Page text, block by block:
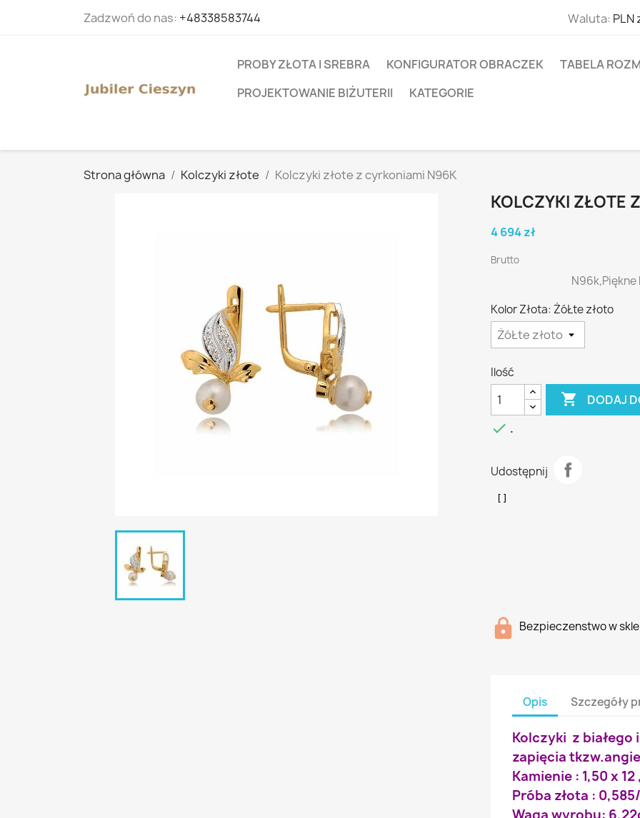
Zadzwoń do nas: +48338583744 Waluta: PLN
PROBY ZŁOTA I SREBRA KONFIGURATOR OBRACZEK
TABELA
PROJEKTOWANIE BIŻUTERII
KATEGORIE
Strona główna Kolczyki złote Kolczyki złote z cyrkoniami N96K
KOLCZYKI ZŁOTE
4 694 zł
Brutto
Kolor Złota: ŻóŁte złoto
Ilość
 DODAJ
 .
Udostępnij
Bezpieczenstwo w
Opis Szczegóły
Kolczyki z białego
zapięcia
Kamienie : 1,50 x 12
Próba złota :